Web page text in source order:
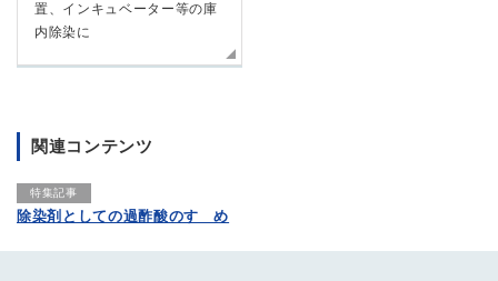
置、インキュベーター等の庫
内除染に
関連コンテンツ
特集記事
除染剤としての過酢酸のすゝめ